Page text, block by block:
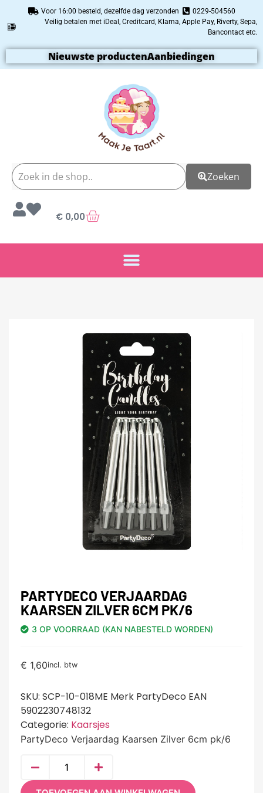
Voor 16:00 besteld, dezelfde dag verzonden
0229-504560
Veilig betalen met iDeal, Creditcard, Klarna, Apple Pay, Riverty, Sepa,
Bancontact etc.
Nieuwste productenAanbiedingen
Zoeken
€ 0,00
PARTYDECO VERJAARDAG
KAARSEN ZILVER 6CM PK/6
3 OP VOORRAAD (KAN NABESTELD WORDEN)
€ 1,60incl. btw
SKU: SCP-10-018ME Merk PartyDeco EAN
5902230748132
Categorie: Kaarsjes
PartyDeco Verjaardag Kaarsen Zilver 6cm pk/6